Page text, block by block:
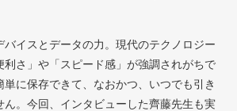
バイスとデータの力。現代のテクノロジー
利さ」や「スピード感」が強調されがちで
に保存できて、なおかつ、いつでも引き
ん。今回、インタビューした齊藤先生も実